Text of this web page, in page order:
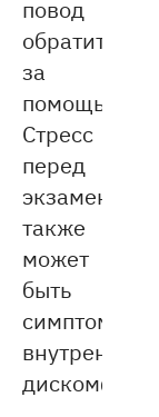
повод
обратиться
за
помощью.
Стресс
перед
экзаменами
также
может
быть
симптомом
внутреннего
дискомфорта.